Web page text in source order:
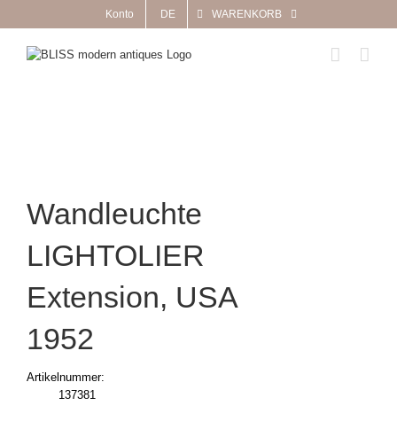
Inhalt
springen
Konto DE WARENKORB
Wandleuchte
LIGHTOLIER
Extension, USA
1952
Artikelnummer:
137381